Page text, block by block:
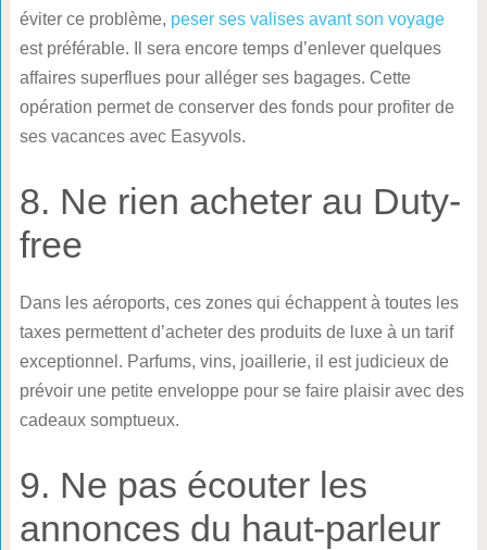
éviter ce problème, peser ses valises avant son voyage
est préférable. Il sera encore temps d’enlever quelques
affaires superflues pour alléger ses bagages. Cette
opération permet de conserver des fonds pour profiter de
ses vacances avec Easyvols.
8. Ne rien acheter au Duty-
free
Dans les aéroports, ces zones qui échappent à toutes les
taxes permettent d’acheter des produits de luxe à un tarif
exceptionnel. Parfums, vins, joaillerie, il est judicieux de
prévoir une petite enveloppe pour se faire plaisir avec des
cadeaux somptueux.
9. Ne pas écouter les
annonces du haut-parleur